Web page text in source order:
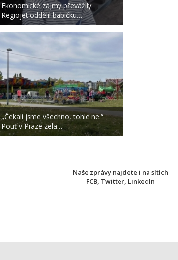
Ekonomické zájmy převážily:
Regiojet oddělil babičku…
„Čekali jsme všechno, tohle ne.“
Pouť v Praze zela…
Naše zprávy najdete i na sítích
FCB, Twitter, LinkedIn